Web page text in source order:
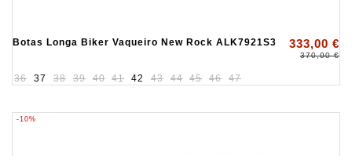
Botas Longa Biker Vaqueiro New Rock ALK7921S3 333,00 €
370,00 €
36 37 38 39 40 41 42 43 44 45 46 47
-10%